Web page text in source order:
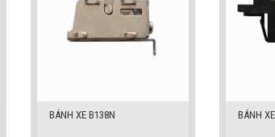
BÁNH XE B138N BÁNH